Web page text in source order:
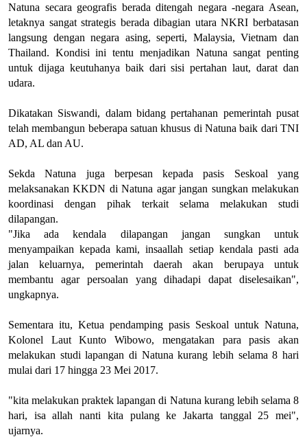
Natuna secara geografis berada ditengah negara -negara Asean,
letaknya sangat strategis berada dibagian utara NKRI berbatasan
langsung dengan negara asing, seperti, Malaysia, Vietnam dan
Thailand. Kondisi ini tentu menjadikan Natuna sangat penting
untuk dijaga keutuhanya baik dari sisi pertahan laut, darat dan
udara.
Dikatakan Siswandi, dalam bidang pertahanan pemerintah pusat
telah membangun beberapa satuan khusus di Natuna baik dari TNI
AD, AL dan AU.
Sekda Natuna juga berpesan kepada pasis Seskoal yang
melaksanakan KKDN di Natuna agar jangan sungkan melakukan
koordinasi dengan pihak terkait selama melakukan studi
dilapangan.
"Jika ada kendala dilapangan jangan sungkan untuk
menyampaikan kepada kami, insaallah setiap kendala pasti ada
jalan keluarnya, pemerintah daerah akan berupaya untuk
membantu agar persoalan yang dihadapi dapat diselesaikan",
ungkapnya.
Sementara itu, Ketua pendamping pasis Seskoal untuk Natuna,
Kolonel Laut Kunto Wibowo, mengatakan para pasis akan
melakukan studi lapangan di Natuna kurang lebih selama 8 hari
mulai dari 17 hingga 23 Mei 2017.
"kita melakukan praktek lapangan di Natuna kurang lebih selama 8
hari, isa allah nanti kita pulang ke Jakarta tanggal 25 mei",
ujarnya.